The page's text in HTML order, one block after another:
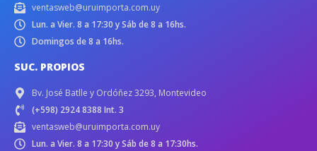
ventasweb@uruimporta.com.uy
Lun. a Vier. 8 a 17:30 y Sáb de 8 a 16hs.
Domingos de 8 a 16hs.
SUC. PROPIOS
Bv. José Batlle y Ordóñez 3293, Montevideo
(+598) 2924 8388 Int. 3
ventasweb@uruimporta.com.uy
Lun. a Vier. 8 a 17:30 y Sáb de 8 a 17:30hs.